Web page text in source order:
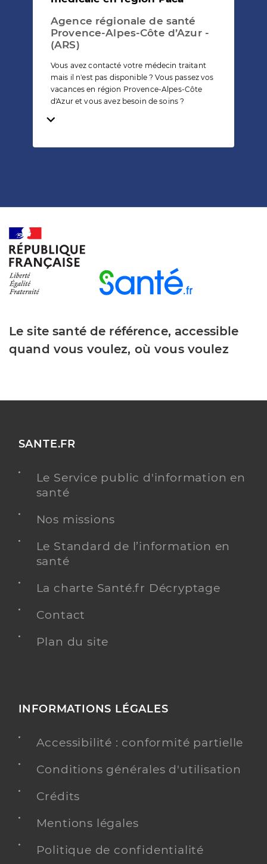
Agence régionale de santé
Provence-Alpes-Côte d’Azur -
(ARS)
Vous avez contacté votre médecin traitant
mais il n'est pas disponible ? Vous passez vos
vacances en région Provence-Alpes-Côte
d'Azur et vous avez besoin de soins ?
Temps de lecture
Le site santé de référence, accessible
quand vous voulez, où vous voulez
SANTE.FR
Le Service public d'information en
santé
Nos missions
Le Standard de l’information en
santé
La charte Santé.fr Décryptage
Contact
Plan du site
INFORMATIONS LÉGALES
Accessibilité : conformité partielle
Conditions générales d'utilisation
Crédits
Mentions légales
Politique de confidentialité